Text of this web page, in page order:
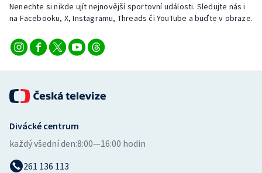
Nenechte si nikde ujít nejnovější sportovní události. Sledujte nás i
na Facebooku, X, Instagramu, Threads či YouTube a buďte v obraze.
Divácké centrum
každý všední den:8:00—16:00 hodin
261 136 113